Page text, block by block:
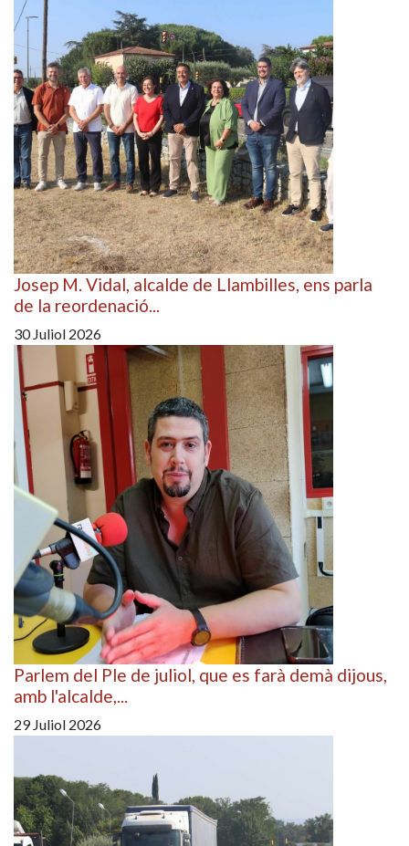
Josep M. Vidal, alcalde de Llambilles, ens parla
de la reordenació...
30 Juliol 2026
Parlem del Ple de juliol, que es farà demà dijous,
amb l'alcalde,...
29 Juliol 2026